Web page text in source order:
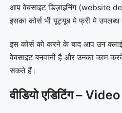
आप वेबसाइट डिज़ाइनिंग (website
इसका कोर्स भी यूट्यूब मे फ्री मे उपलब्ध
इस कोर्स को करने के बाद आप उन
वेबसाइट बनवानी है और उनका काम
सकते हैं।
वीडियो एडिटिंग –